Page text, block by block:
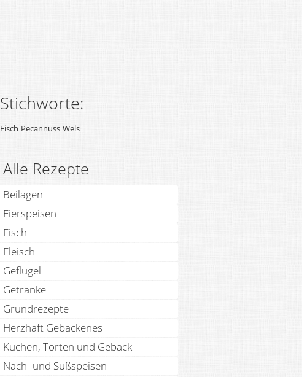
Stichworte:
Fisch Pecannuss Wels
Alle Rezepte
Beilagen
Eierspeisen
Fisch
Fleisch
Geflügel
Getränke
Grundrezepte
Herzhaft Gebackenes
Kuchen, Torten und Gebäck
Nach- und Süßspeisen